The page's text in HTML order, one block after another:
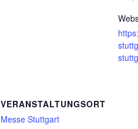
VERANSTALTUNGSORT
Messe Stuttgart